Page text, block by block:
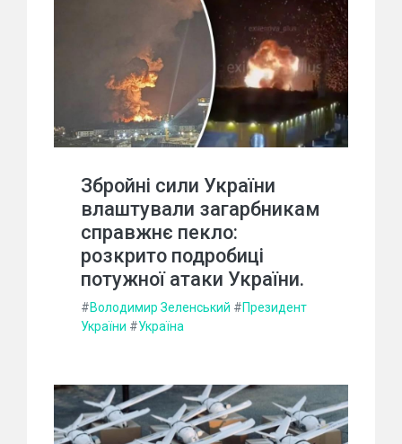
Збройні сили України
влаштували загарбникам
справжнє пекло:
розкрито подробиці
потужної атаки України.
#Володимир Зеленський #Президент
України #Україна